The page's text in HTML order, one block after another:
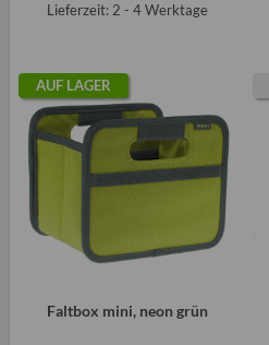
Lieferzeit: 2 - 4 Werktage
AUF LAGER
Faltbox mini, neon grün